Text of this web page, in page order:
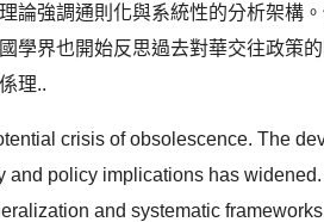
論強調通則化與系統性的分析架構
學界也開始反思過去對華交往政策
理..
crisis of obsolescence. The
policy implications has
and systematic